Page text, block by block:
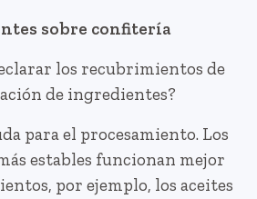
sobre confitería
los recubrimientos de
de ingredientes?
para el procesamiento. Los
estables funcionan mejor
por ejemplo, los aceites